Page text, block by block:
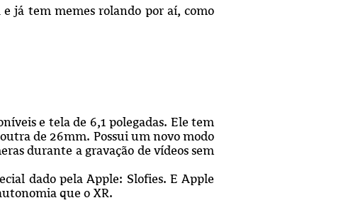
já tem memes rolando por aí, como
e tela de 6,1 polegadas. Ele tem
de 26mm. Possui um novo modo
durante a gravação de vídeos sem
dado pela Apple: Slofies. E Apple
que o XR.